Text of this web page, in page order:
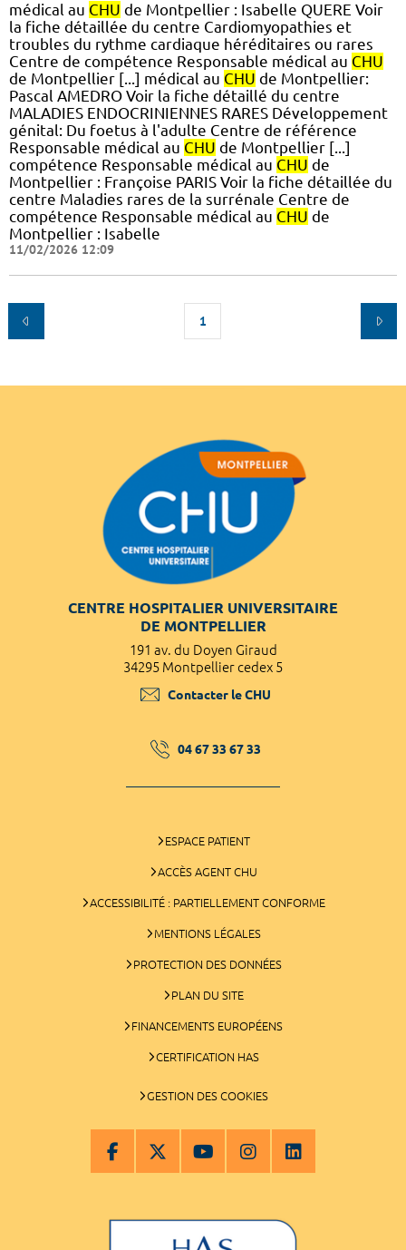
médical au CHU de Montpellier : Isabelle QUERE Voir
la fiche détaillée du centre Cardiomyopathies et
troubles du rythme cardiaque héréditaires ou rares
Centre de compétence Responsable médical au CHU
de Montpellier [...] médical au CHU de Montpellier:
Pascal AMEDRO Voir la fiche détaillé du centre
MALADIES ENDOCRINIENNES RARES Développement
génital: Du foetus à l'adulte Centre de référence
Responsable médical au CHU de Montpellier [...]
compétence Responsable médical au CHU de
Montpellier : Françoise PARIS Voir la fiche détaillée du
centre Maladies rares de la surrénale Centre de
compétence Responsable médical au CHU de
Montpellier : Isabelle
11/02/2026 12:09
1
CENTRE HOSPITALIER UNIVERSITAIRE
DE MONTPELLIER
191 av. du Doyen Giraud
34295 Montpellier cedex 5
Contacter le CHU
04 67 33 67 33
ESPACE PATIENT
ACCÈS AGENT CHU
ACCESSIBILITÉ : PARTIELLEMENT CONFORME
MENTIONS LÉGALES
PROTECTION DES DONNÉES
PLAN DU SITE
FINANCEMENTS EUROPÉENS
CERTIFICATION HAS
GESTION DES COOKIES